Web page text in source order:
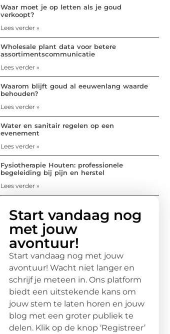
Waar moet je op letten als je goud
verkoopt?
Lees verder »
Wholesale plant data voor betere
assortimentscommunicatie
Lees verder »
Waarom blijft goud al eeuwenlang waarde
behouden?
Lees verder »
Water en sanitair regelen op een
evenement
Lees verder »
Fysiotherapie Houten: professionele
begeleiding bij pijn en herstel
Lees verder »
Start vandaag nog
met jouw
avontuur!
Start vandaag nog met jouw
avontuur! Wacht niet langer en
schrijf je meteen in. Ons platform
biedt een uitstekende kans om
jouw stem te laten horen en jouw
blog met een groter publiek te
delen. Klik op de knop ‘Registreer’